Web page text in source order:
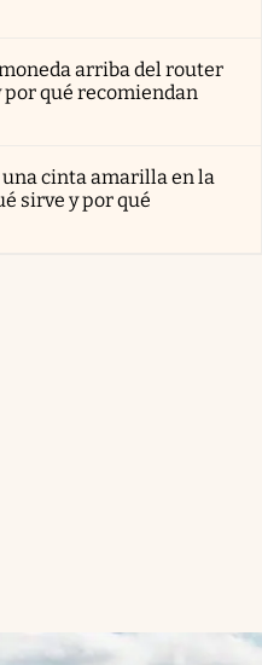
arriba del router
por qué recomiendan
una cinta amarilla en la
sirve y por qué